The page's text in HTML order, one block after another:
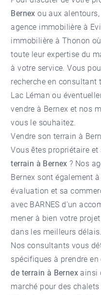
Bernex ou aux
agence immobilière à
immobilière à Thonon
toute leur expertise du
à votre service. Vous
recherche en consultant
Lac Léman ou
vendre à Bernex et nos
vous le souhaitez.
Vendre son terrain à
Vous êtes propriétaire
terrain à Bernex ? Nos
Bernex sont également
évaluation et sa
avec BARNES d'un
mener à bien votre
dans les meilleurs délais.
Nos consultants vous
spécifiques à prendre
de terrain à Bernex ainsi
marché pour des